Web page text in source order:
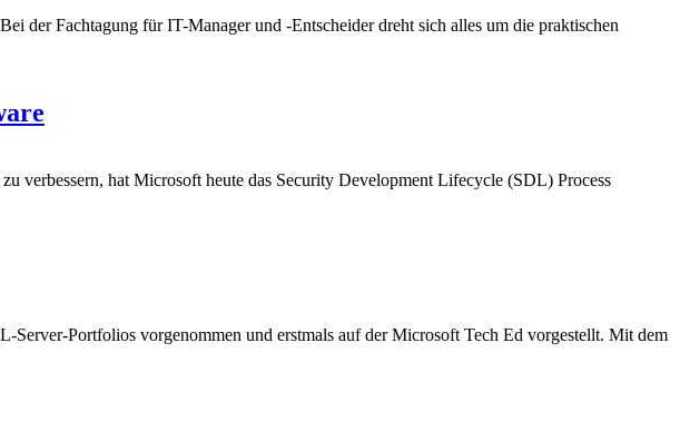
der Fachtagung für IT-Manager und -Entscheider dreht sich alles um die praktischen
verbessern, hat Microsoft heute das Security Development Lifecycle (SDL) Process
Portfolios vorgenommen und erstmals auf der Microsoft Tech Ed vorgestellt. Mit dem